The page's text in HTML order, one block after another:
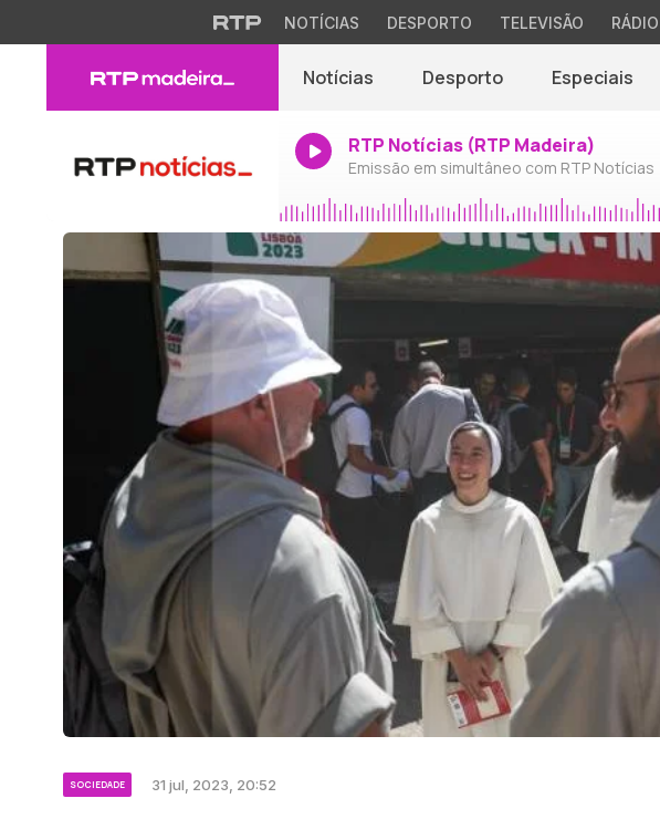
NOTÍCIAS DESPORTO TELEVISÃO RÁDIO
Notícias Desporto Especiais
RTP Notícias (RTP Madeira)
Emissão em simultâneo com RTP Notícias
SOCIEDADE 31 jul, 2023, 20:52